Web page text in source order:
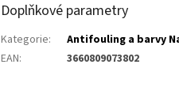
Doplňkové parametry
Kategorie:
Antifouling a barvy
EAN: 3660809073802